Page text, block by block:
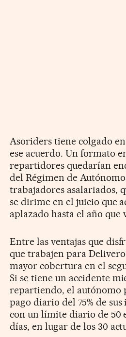
Asoriders tiene colgado
ese acuerdo. Un formato
repartidores quedarían
del Régimen de
trabajadores asalariados,
se dirime en el juicio que
aplazado hasta el año que
Entre las ventajas que
que trabajen para
mayor cobertura en el
Si se tiene un accidente
repartiendo, el autónomo
pago diario del 75% de
con un límite diario de 50
días, en lugar de los 30